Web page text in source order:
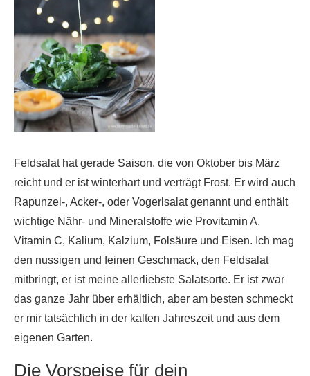
Feldsalat hat gerade Saison, die von Oktober bis März
reicht und er ist winterhart und verträgt Frost. Er wird auch
Rapunzel-, Acker-, oder Vogerlsalat genannt und enthält
wichtige Nähr- und Mineralstoffe wie Provitamin A,
Vitamin C, Kalium, Kalzium, Folsäure und Eisen. Ich mag
den nussigen und feinen Geschmack, den Feldsalat
mitbringt, er ist meine allerliebste Salatsorte. Er ist zwar
das ganze Jahr über erhältlich, aber am besten schmeckt
er mir tatsächlich in der kalten Jahreszeit und aus dem
eigenen Garten.
Die Vorspeise für dein